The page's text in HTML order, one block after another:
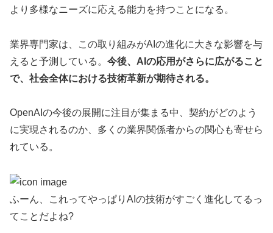
より多様なニーズに応える能力を持つことになる。
業界専門家は、この取り組みがAIの進化に大きな影響を与
えると予測している。 今後、AIの応用がさらに広がること
で、社会全体における技術革新が期待される。
OpenAIの今後の展開に注目が集まる中、契約がどのよう
に実現されるのか、多くの業界関係者からの関心も寄せら
れている。
ふーん、これってやっぱりAIの技術がすごく進化してるっ
てことだよね?